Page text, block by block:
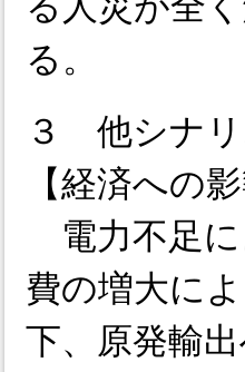
る。
３ 他シナリ
【経済への影
電力不足に
費の増大に
下、原発輸